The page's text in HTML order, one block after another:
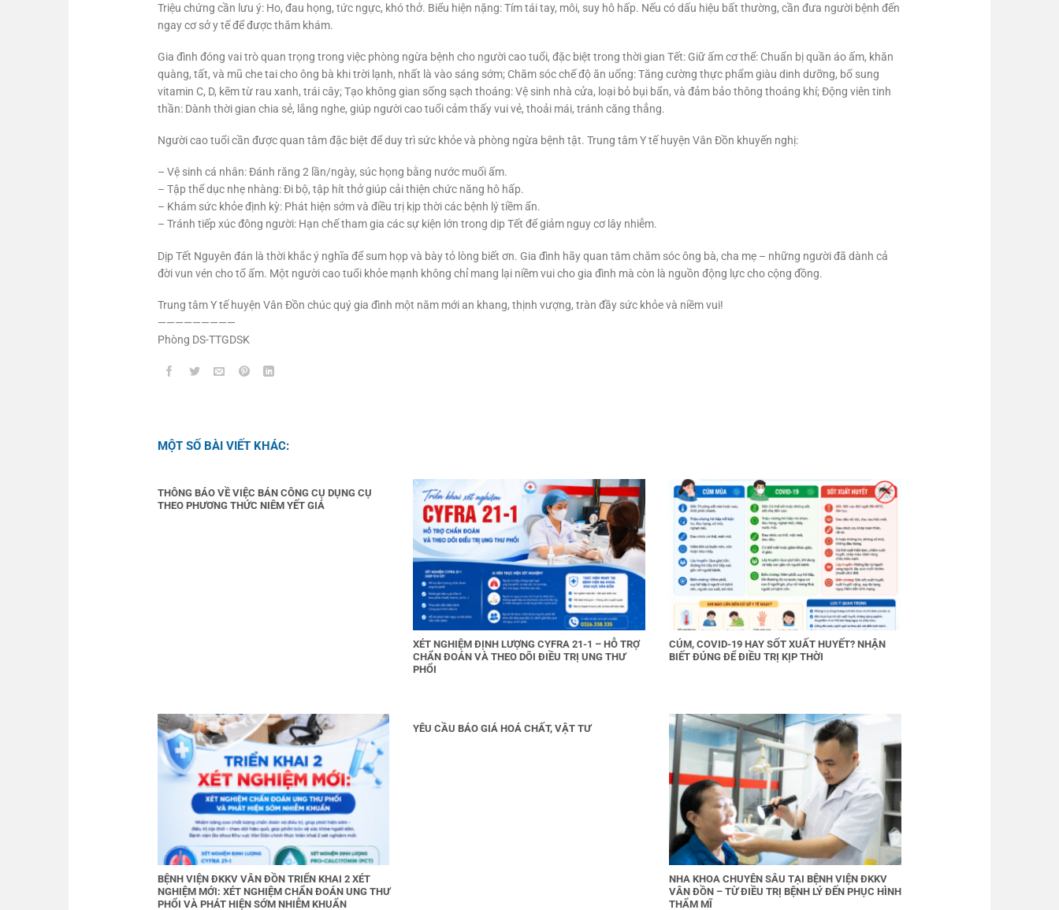
Triệu chứng cần lưu ý: Ho, đau họng, tức ngực, khó thở. Biểu hiện nặng: Tím tái tay, môi, suy hô hấp. Nếu có dấu hiệu bất thường, cần đưa người bệnh đến
ngay cơ sở y tế để được thăm khám.
Gia đình đóng vai trò quan trọng trong việc phòng ngừa bệnh cho người cao tuổi, đặc biệt trong thời gian Tết: Giữ ấm cơ thể: Chuẩn bị quần áo ấm, khăn
quàng, tất, và mũ che tai cho ông bà khi trời lạnh, nhất là vào sáng sớm; Chăm sóc chế độ ăn uống: Tăng cường thực phẩm giàu dinh dưỡng, bổ sung
vitamin C, D, kẽm từ rau xanh, trái cây; Tạo không gian sống sạch thoáng: Vệ sinh nhà cửa, loại bỏ bụi bẩn, và đảm bảo thông thoáng khí; Động viên tinh
thần: Dành thời gian chia sẻ, lắng nghe, giúp người cao tuổi cảm thấy vui vẻ, thoải mái, tránh căng thẳng.
Người cao tuổi cần được quan tâm đặc biệt để duy trì sức khỏe và phòng ngừa bệnh tật. Trung tâm Y tế huyện Vân Đồn khuyến nghị:
– Vệ sinh cá nhân: Đánh răng 2 lần/ngày, súc họng bằng nước muối ấm.
– Tập thể dục nhẹ nhàng: Đi bộ, tập hít thở giúp cải thiện chức năng hô hấp.
– Khám sức khỏe định kỳ: Phát hiện sớm và điều trị kịp thời các bệnh lý tiềm ẩn.
– Tránh tiếp xúc đông người: Hạn chế tham gia các sự kiện lớn trong dịp Tết để giảm nguy cơ lây nhiễm.
Dịp Tết Nguyên đán là thời khắc ý nghĩa để sum họp và bày tỏ lòng biết ơn. Gia đình hãy quan tâm chăm sóc ông bà, cha mẹ – những người đã dành cả
đời vun vén cho tổ ấm. Một người cao tuổi khỏe mạnh không chỉ mang lại niềm vui cho gia đình mà còn là nguồn động lực cho cộng đồng.
Trung tâm Y tế huyện Vân Đồn chúc quý gia đình một năm mới an khang, thịnh vượng, tràn đầy sức khỏe và niềm vui!
—————————
Phòng DS-TTGDSK
MỘT SỐ BÀI VIẾT KHÁC:
THÔNG BÁO VỀ VIỆC BÁN CÔNG CỤ DỤNG CỤ
THEO PHƯƠNG THỨC NIÊM YẾT GIÁ
XÉT NGHIỆM ĐỊNH LƯỢNG CYFRA 21-1 – HỖ TRỢ
CHẨN ĐOÁN VÀ THEO DÕI ĐIỀU TRỊ UNG THƯ
PHỔI
CÚM, COVID-19 HAY SỐT XUẤT HUYẾT? NHẬN
BIẾT ĐÚNG ĐỂ ĐIỀU TRỊ KỊP THỜI
BỆNH VIỆN ĐKKV VÂN ĐỒN TRIỂN KHAI 2 XÉT
NGHIỆM MỚI: XÉT NGHIỆM CHẨN ĐOÁN UNG THƯ
PHỔI VÀ PHÁT HIỆN SỚM NHIỄM KHUẨN
YÊU CẦU BÁO GIÁ HOÁ CHẤT, VẬT TƯ
NHA KHOA CHUYÊN SÂU TẠI BỆNH VIỆN ĐKKV
VÂN ĐỒN – TỪ ĐIỀU TRỊ BỆNH LÝ ĐẾN PHỤC HÌNH
THẨM MĨ